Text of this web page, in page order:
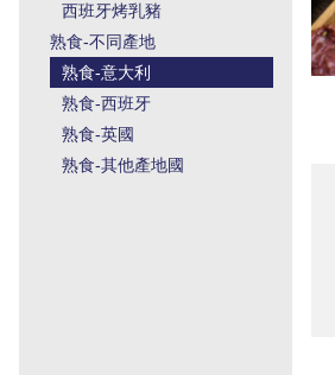
西班牙烤乳豬
熟食-不同產地
熟食-意大利
熟食-西班牙
熟食-英國
熟食-其他產地國